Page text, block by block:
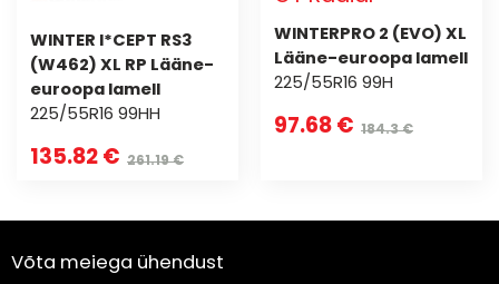
WINTER I*CEPT RS3
(W462) XL RP Lääne-
euroopa lamell
225/55R16 99HH
135.82 € 261.19 €
WINTERPRO 2 (EVO) XL
Lääne-euroopa lamell
225/55R16 99H
97.68 € 184.3 €
Võta meiega ühendust